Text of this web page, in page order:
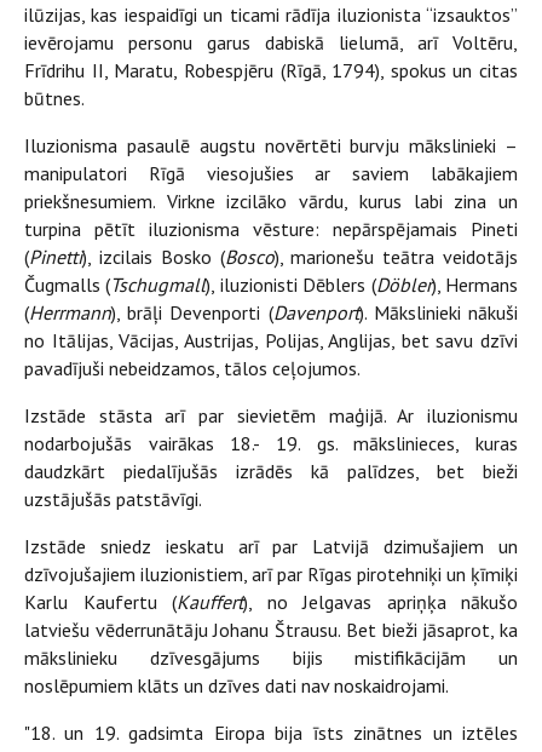
ilūzijas, kas iespaidīgi un ticami rādīja iluzionista “izsauktos”
ievērojamu personu garus dabiskā lielumā, arī Voltēru,
Frīdrihu II, Maratu, Robespjēru (Rīgā, 1794), spokus un citas
būtnes.
Iluzionisma pasaulē augstu novērtēti burvju mākslinieki –
manipulatori Rīgā viesojušies ar saviem labākajiem
priekšnesumiem. Virkne izcilāko vārdu, kurus labi zina un
turpina pētīt iluzionisma vēsture: nepārspējamais Pineti
(Pinetti), izcilais Bosko (Bosco), marionešu teātra veidotājs
Čugmalls (Tschugmall), iluzionisti Dēblers (Döbler), Hermans
(Herrmann), brāļi Devenporti (Davenport). Mākslinieki nākuši
no Itālijas, Vācijas, Austrijas, Polijas, Anglijas, bet savu dzīvi
pavadījuši nebeidzamos, tālos ceļojumos.
Izstāde stāsta arī par sievietēm maģijā. Ar iluzionismu
nodarbojušās vairākas 18.- 19. gs. mākslinieces, kuras
daudzkārt piedalījušās izrādēs kā palīdzes, bet bieži
uzstājušās patstāvīgi.
Izstāde sniedz ieskatu arī par Latvijā dzimušajiem un
dzīvojušajiem iluzionistiem, arī par Rīgas pirotehniķi un ķīmiķi
Karlu Kaufertu (Kauffert), no Jelgavas apriņķa nākušo
latviešu vēderrunātāju Johanu Štrausu. Bet bieži jāsaprot, ka
mākslinieku dzīvesgājums bijis mistifikācijām un
noslēpumiem klāts un dzīves dati nav noskaidrojami.
"18. un 19. gadsimta Eiropa bija īsts zinātnes un iztēles